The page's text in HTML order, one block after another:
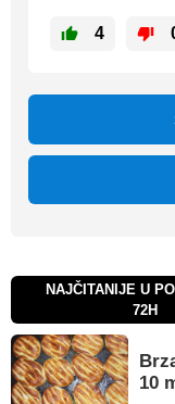
4
NAJČITANIJE U
72H
10